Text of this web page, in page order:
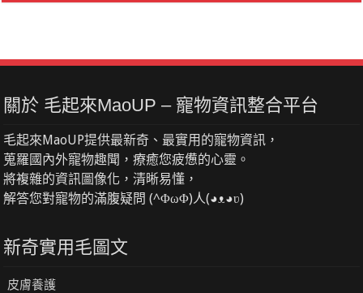
關於 毛起來MaoUP – 寵物資訊整合平台
毛起來MaoUP提供最新奇、最實用的寵物資訊，
蒐羅國內外寵物趣聞，療癒您疲憊的心靈。
將複雜的資訊圖像化，清晰易懂，
解答您對寵物的滿腹疑問 (^ΦωΦ)人(◕ᴥ◕ʋ)
新奇實用毛圖文
皮膚養護